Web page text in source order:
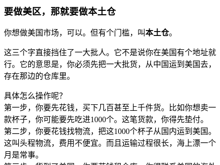
要做美区，那就要做本土仓
你想做美国市场，可以。但有个门槛，叫本土仓。
这三个字直接挡住了一大批人。它不是说你在美国有个地址就
行。它的意思是，你必须先把一大批货，从中国运到美国去，
存在那边的仓库里。
具体怎么操作呢？
第一步，你要先花钱，买下几百甚至上千件货。比如你想卖一
款杯子，你可能要先吃进1000个。这笔货款，你得先垫付。
第二步，你要花钱找物流，把这1000个杯子从国内运到美国。
这叫头程物流，费用不便宜。而且运输过程很长，海上漂一个
月是常事。